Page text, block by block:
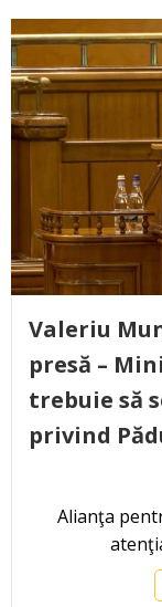
Valeriu
presă –
trebuie să
privind
Alianţa